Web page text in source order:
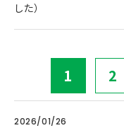
した）
1 2
2026/01/26